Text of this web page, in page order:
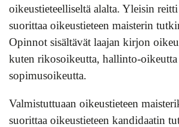
oikeustieteelliseltä alalta. Yleisin
suorittaa oikeustieteen maisterin
Opinnot sisältävät laajan kirjon
kuten rikosoikeutta, hallinto-oikeutta
sopimusoikeutta.
Valmistuttuaan oikeustieteen
suorittaa oikeustieteen kandidaatin